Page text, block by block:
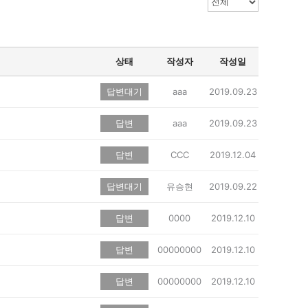
상태 작성자 작성일
답변대기 aaa 2019.09.23
답변 aaa 2019.09.23
답변 CCC 2019.12.04
답변대기 유승현 2019.09.22
답변 0000 2019.12.10
답변 00000000 2019.12.10
답변 00000000 2019.12.10